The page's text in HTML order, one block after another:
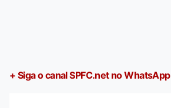
+ Siga o canal SPFC.net no WhatsApp